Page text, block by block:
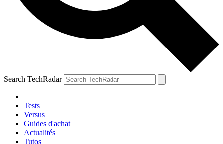
Search TechRadar
Tests
Versus
Guides d'achat
Actualités
Tutos